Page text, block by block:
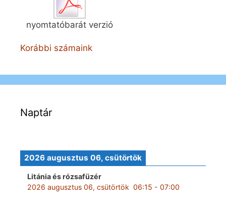
nyomtatóbarát verzió
Korábbi számaink
Naptár
2026 augusztus 06, csütörtök
Litánia és rózsafüzér
2026 augusztus 06, csütörtök 06:15 - 07:00